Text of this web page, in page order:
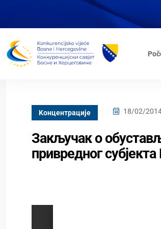
Kонцентрације 18/02/
Закључак о
привредног